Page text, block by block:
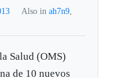
Also in ah7n9,
Salud (OMS)
de 10 nuevos